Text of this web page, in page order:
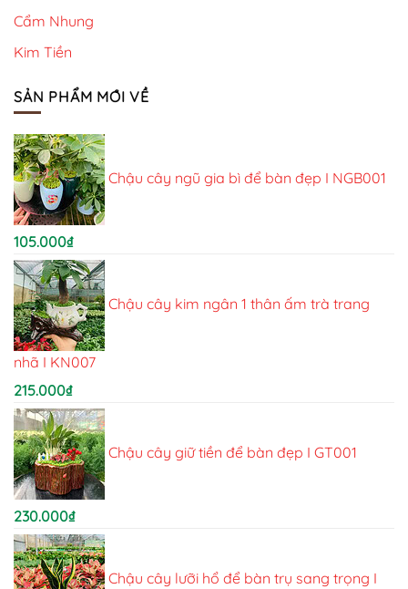
Cẩm Nhung
Kim Tiền
SẢN PHẨM MỚI VỀ
Chậu cây ngũ gia bì để bàn đẹp I NGB001
105.000₫
Chậu cây kim ngân 1 thân ấm trà trang
nhã I KN007
215.000₫
Chậu cây giữ tiền để bàn đẹp I GT001
230.000₫
Chậu cây lưỡi hổ để bàn trụ sang trọng I